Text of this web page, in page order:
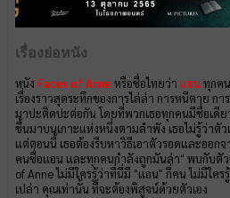
เรื่องย่อหนัง
หนัง Faces of Anne หรือชื่อไทยว่า แอนทุกค
เรื่องราวสุดระทึกของการไล่ล่า การหนีตาย ก
มาปะติดปะต่อกัน โดยที่พวกเธอทุกคนมีชื่อเดี
ขึ้นมาบนเกาะแห่งหนึ่งตามลำพัง เธอไม่รู้ว่าตัว
แต่ตอนนี้ เธอต้องรีบหาวิธีเอาตัวรอดและออก
คนชื่อแอน และทุกคนกำลังถูกมันล่า" พบกับตัว
of Anne ไม่มีใครรู้ว่าที่นี่มี "แอน" กี่คน ไม่มีใคร
เปล่า คุณเท่านั้น ที่จะต้องพิสูจน์ด้วยตัวเอง